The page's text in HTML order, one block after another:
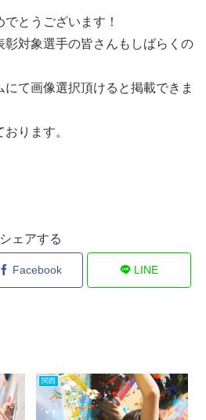
とうございます！
彰対象選手の皆さんもしばらくの
にて画像選択頂けると掲載できま
ります。
シェアする
Facebook LINE
関西